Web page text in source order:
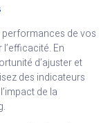
performances de vos
En
d’ajuster et
des indicateurs
de la